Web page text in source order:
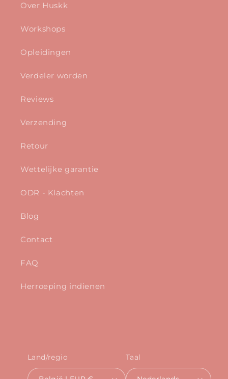
Over Huskk
Workshops
Opleidingen
Verdeler worden
Reviews
Verzending
Retour
Wettelijke garantie
ODR - Klachten
Blog
Contact
FAQ
Herroeping indienen
Land/regio Taal